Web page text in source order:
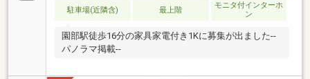
駐車場(近隣含) 最上階
モニタ付インターホ
ン
園部駅徒歩16分の家具家電付き1Kに募集が出ました--
パノラマ掲載--